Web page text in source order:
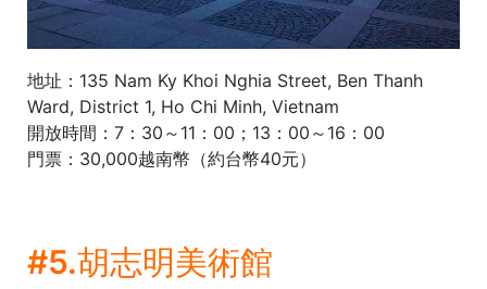
地址：135 Nam Ky Khoi Nghia Street, Ben Thanh
Ward, District 1, Ho Chi Minh, Vietnam
開放時間：7：30～11：00；13：00～16：00
門票：30,000越南幣（約台幣40元）
#5.胡志明美術館